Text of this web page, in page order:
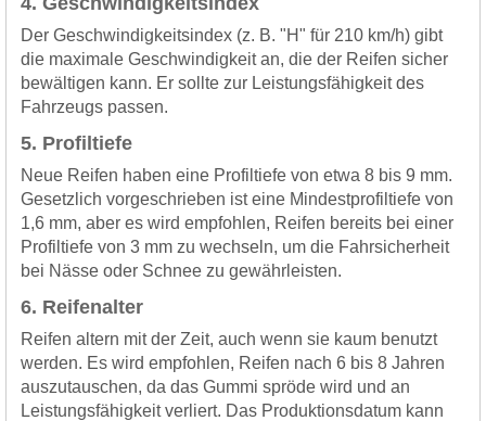
Der Geschwindigkeitsindex (z. B. "H" für 210 km/h) gibt
die maximale Geschwindigkeit an, die der Reifen sicher
bewältigen kann. Er sollte zur Leistungsfähigkeit des
Fahrzeugs passen.
5. Profiltiefe
Neue Reifen haben eine Profiltiefe von etwa 8 bis 9 mm.
Gesetzlich vorgeschrieben ist eine Mindestprofiltiefe von
1,6 mm, aber es wird empfohlen, Reifen bereits bei einer
Profiltiefe von 3 mm zu wechseln, um die Fahrsicherheit
bei Nässe oder Schnee zu gewährleisten.
6. Reifenalter
Reifen altern mit der Zeit, auch wenn sie kaum benutzt
werden. Es wird empfohlen, Reifen nach 6 bis 8 Jahren
auszutauschen, da das Gummi spröde wird und an
Leistungsfähigkeit verliert. Das Produktionsdatum kann